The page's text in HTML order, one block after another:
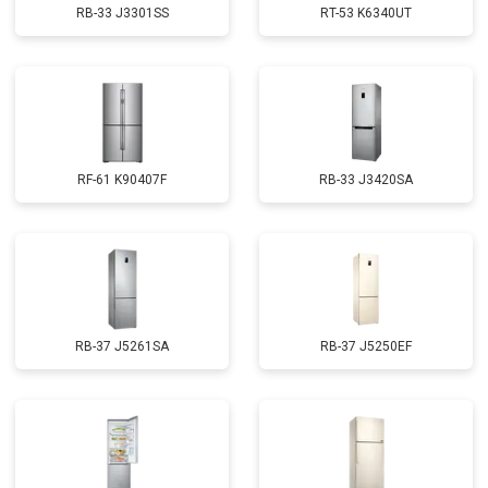
RB-33 J3301SS RT-53 K6340UT
RF-61 K90407F RB-33 J3420SA
RB-37 J5261SA RB-37 J5250EF